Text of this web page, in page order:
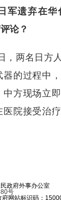
军遗弃在
论？
，两名日方
的过程中
中方现场立
院接受治
政府外事办公室
号
网站标识码：